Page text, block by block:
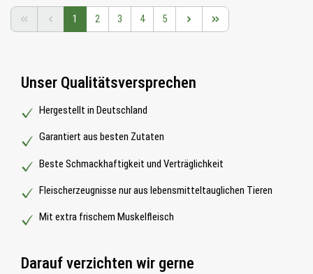
Seite
1 Seite
2 Seite
3 Seite
4 Seite
5
Unser Qualitätsversprechen
Hergestellt in Deutschland
Garantiert aus besten Zutaten
Beste Schmackhaftigkeit und Verträglichkeit
Fleischerzeugnisse nur aus lebensmitteltauglichen Tieren
Mit extra frischem Muskelfleisch
Darauf verzichten wir gerne